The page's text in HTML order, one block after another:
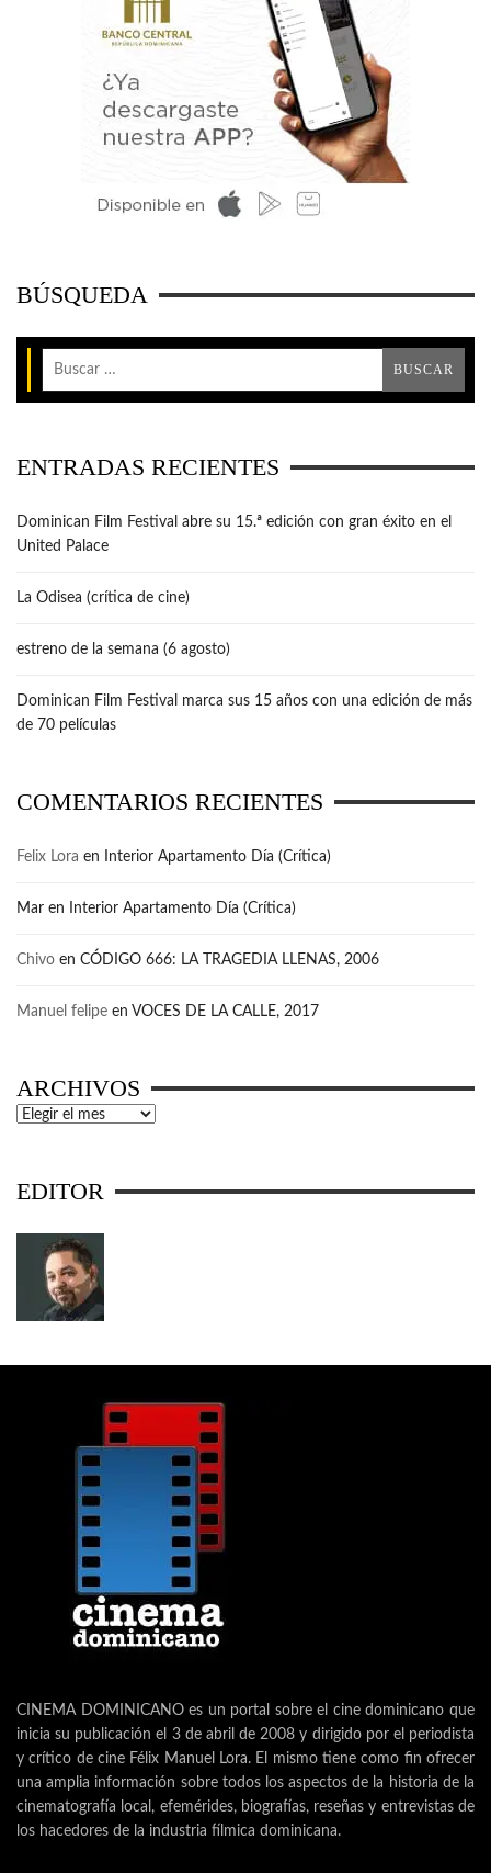
BÚSQUEDA
ENTRADAS RECIENTES
Dominican Film Festival abre su 15.ª edición con gran éxito en el
United Palace
La Odisea (crítica de cine)
estreno de la semana (6 agosto)
Dominican Film Festival marca sus 15 años con una edición de más
de 70 películas
COMENTARIOS RECIENTES
Felix Lora en Interior Apartamento Día (Crítica)
Mar en Interior Apartamento Día (Crítica)
Chivo en CÓDIGO 666: LA TRAGEDIA LLENAS, 2006
Manuel felipe en VOCES DE LA CALLE, 2017
ARCHIVOS
Archivos
EDITOR
CINEMA DOMINICANO es un portal sobre el cine dominicano que
inicia su publicación el 3 de abril de 2008 y dirigido por el periodista
y crítico de cine Félix Manuel Lora. El mismo tiene como fin ofrecer
una amplia información sobre todos los aspectos de la historia de la
cinematografía local, efemérides, biografías, reseñas y entrevistas de
los hacedores de la industria fílmica dominicana.